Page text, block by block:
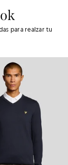
para realzar tu